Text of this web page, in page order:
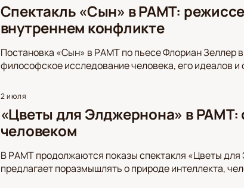
Спектакль «Сын» в РАМТ:
внутреннем конфликте
Постановка «Сын» в РАМТ по пьесе Флориан Зеллер
философское исследование человека, его идеалов
2 июля
«Цветы для Элджернона» в РАМТ:
человеком
В РАМТ продолжаются показы спектакля «Цветы
предлагает поразмышлять о природе интеллекта,